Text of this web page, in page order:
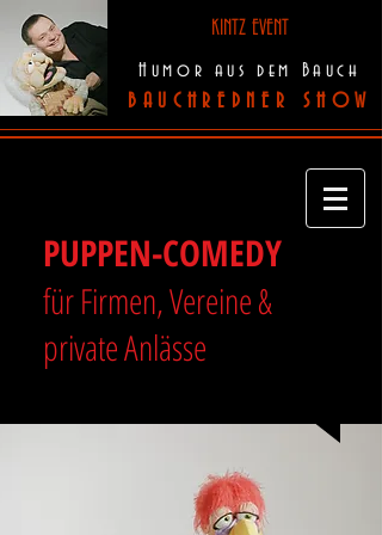
KINTZ EVENT
Humor aus dem Bauch
BAUCHREDNER SHOW
PUPPEN-COMEDY
für Firmen, Vereine &
private Anlässe